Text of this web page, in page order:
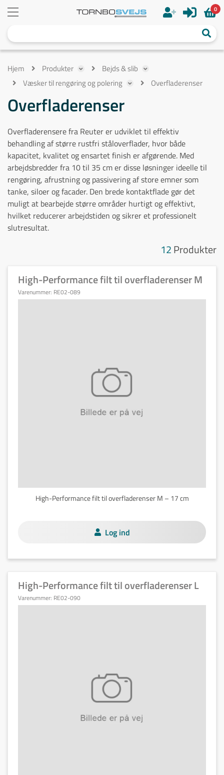
0
Hjem Produkter
Bejds & slib
Væsker til rengøring og polering
Overfladerenser
Overfladerenser
Overfladerensere fra Reuter er udviklet til effektiv
behandling af større rustfri ståloverflader, hvor både
kapacitet, kvalitet og ensartet finish er afgørende. Med
arbejdsbredder fra 10 til 35 cm er disse løsninger ideelle til
rengøring, afrustning og passivering af store emner som
tanke, siloer og facader. Den brede kontaktflade gør det
muligt at bearbejde større områder hurtigt og effektivt,
hvilket reducerer arbejdstiden og sikrer et professionelt
slutresultat.
12Produkter
High-Performance filt til overfladerenser M
Varenummer: RE02-089
High-Performance filt til overfladerenser M – 17 cm
Log ind
High-Performance filt til overfladerenser L
Varenummer: RE02-090